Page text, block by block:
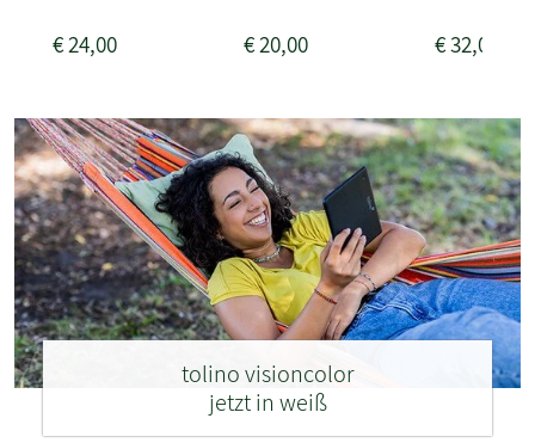
€24,00 €20,00 €32,00
tolino visioncolor
jetzt in weiß